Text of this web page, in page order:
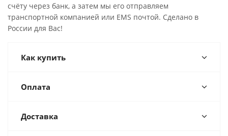
счёту через банк, а затем мы его отправляем
транспортной компанией или EMS почтой. Сделано в
России для Вас!
Как купить
Оплата
Доставка